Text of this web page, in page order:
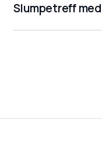
Slumpetreff